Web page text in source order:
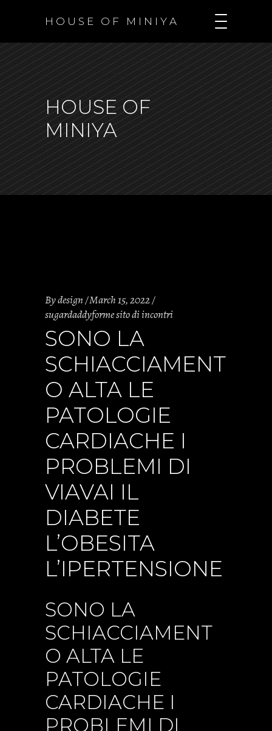
H O U S E O F M I N I Y A
HOUSE OF
MINIYA
Bydesign March 15, 2022
sugardaddyforme sito di incontri
SONO LA
SCHIACCIAMENT
O ALTA LE
PATOLOGIE
CARDIACHE I
PROBLEMI DI
VIAVAI IL
DIABETE
L’OBESITA
L’IPERTENSIONE
SONO LA
SCHIACCIAMENT
O ALTA LE
PATOLOGIE
CARDIACHE I
PROBLEMI DI